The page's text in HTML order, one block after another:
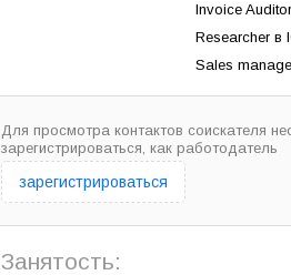
Invoice
Researcher в
Sales
Для просмотра контактов соискателя
зарегистрироваться, как работодатель
зарегистрироваться
Занятость: